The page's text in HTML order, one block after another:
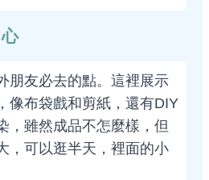
朋友必去的點。這裡展示
像布袋戲和剪紙，還有DIY
，雖然成品不怎麼樣，但
，可以逛半天，裡面的小